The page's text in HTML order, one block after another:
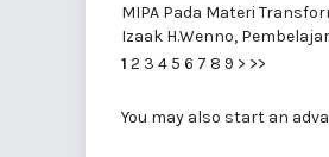
MIPA Pada Materi
Izaak H.Wenno,
1 2 3 4 5 6 7 8 9 > >>
You may also start an